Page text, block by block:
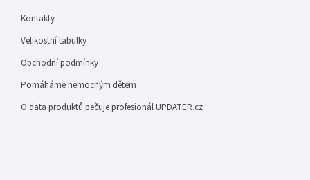
Kontakty
Velikostní tabulky
Obchodní podmínky
Pomáháme nemocným dětem
O data produktů pečuje profesionál UPDATER.cz